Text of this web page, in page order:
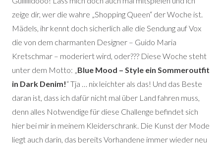
zeige dir, wer die wahre „Shopping Queen“ der Woche ist.
Mädels, ihr kennt doch sicherlich alle die Sendung auf Vox
die von dem charmanten Designer – Guido Maria
Kretschmar – moderiert wird, oder??? Diese Woche steht
unter dem Motto: „Blue Mood – Style ein Sommeroutfit
in Dark Denim!“ Tja … nix leichter als das! Und das Beste
daran ist, dass ich dafür nicht mal über Land fahren muss,
denn alles Notwendige für diese Challenge befindet sich
hier bei mir in meinem Kleiderschrank. Die Kunst der Mode
liegt auch darin, das bereits Vorhandene immer wieder neu